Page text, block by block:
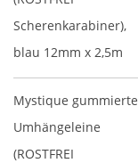
Scherenkarabiner),
blau 12mm x 2,5m
Mystique gummierte
Umhängeleine
(ROSTFREI